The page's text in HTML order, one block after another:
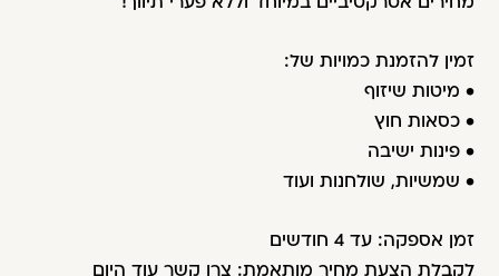
זמין להזמנת כמויות של:
• מיטות שיזוף
• כסאות חוץ
• פינות ישיבה
• שמשיות, שולחנות ועוד
זמן אספקה: עד 4 חודשים
לקבלת הצעת מחיר מותאמת: צרו קשר עוד היום